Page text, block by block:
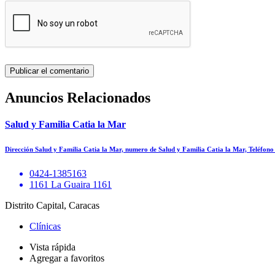
Anuncios Relacionados
Salud y Familia Catia la Mar
Dirección Salud y Familia Catia la Mar, numero de Salud y Familia Catia la Mar,
0424-1385163
1161 La Guaira 1161
Distrito Capital, Caracas
Clínicas
Vista rápida
Agregar a favoritos